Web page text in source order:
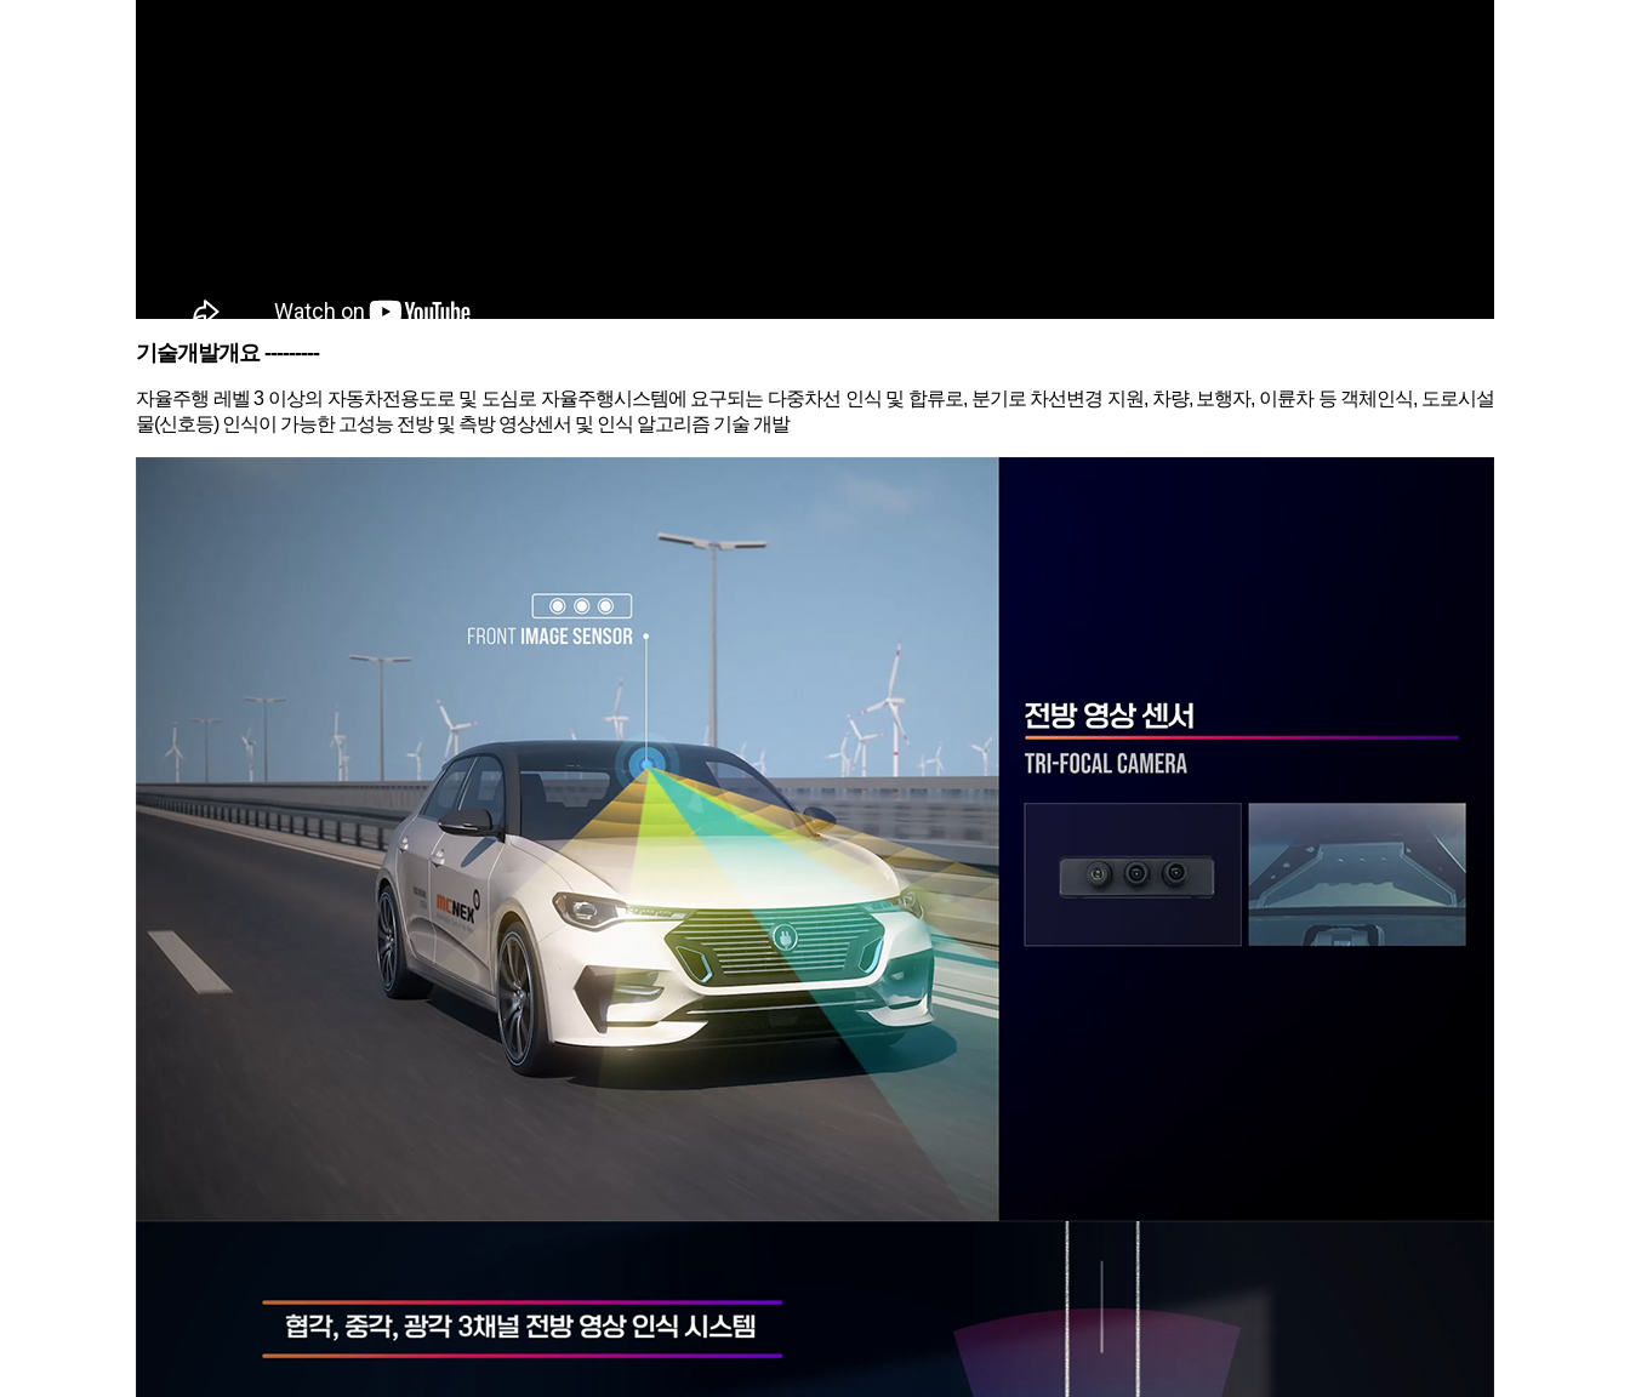
기술개발개요 ---------
자율주행 레벨 3 이상의 자동차전용도로 및 도심로 자율주행시스템에 요구되는 다중차선 인식 및 합류로, 분기로 차선변경 지원, 차량, 보행자, 이륜차 등 객체인식, 도로시설
물(신호등) 인식이 가능한 고성능 전방 및 측방 영상센서 및 인식 알고리즘 기술 개발